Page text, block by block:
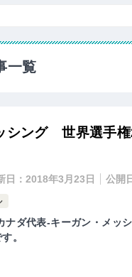
一覧
シング 世界選手
日：2018年3月23日 公開
ナダ代表-キーガン・メッ
。